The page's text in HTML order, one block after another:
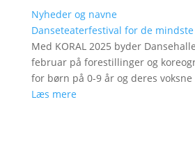
Nyheder og navne
Danseteaterfestival for de mindste
Med KORAL 2025 byder
februar på forestillinger og
for børn på 0-9 år og deres voksne
Læs mere